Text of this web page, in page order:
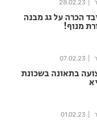
28.02.23
הכרה על גג מבנה
מנוף!
07.02.23
בתאונה בשכונת
01.02.23